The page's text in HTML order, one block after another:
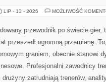
LIP - 13 - 2026 MOŻLIWOŚĆ
przewodnik po świecie
przeszedł ogromną przemianę.
graniem, obecnie stanowi
Profesjonalni zawodnicy
drużyny zatrudniają trenerów,